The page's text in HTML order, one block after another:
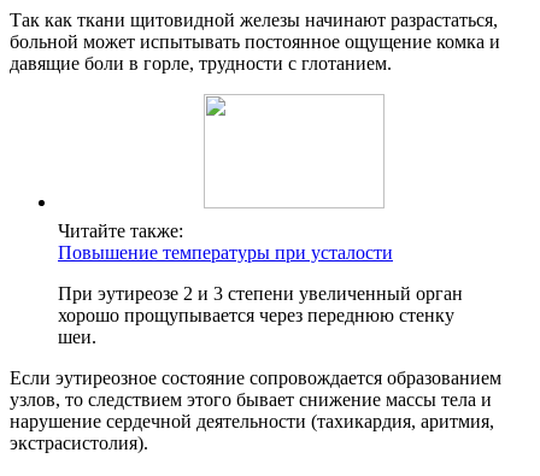
Так как ткани щитовидной железы начинают разрастаться,
больной может испытывать постоянное ощущение комка и
давящие боли в горле, трудности с глотанием.
Читайте также:
Повышение температуры при усталости
При эутиреозе 2 и 3 степени увеличенный орган
хорошо прощупывается через переднюю стенку
шеи.
Если эутиреозное состояние сопровождается образованием
узлов, то следствием этого бывает снижение массы тела и
нарушение сердечной деятельности (тахикардия, аритмия,
экстрасистолия).